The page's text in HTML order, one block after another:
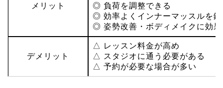
メリット
◎ 負荷を調整できる
◎ 効率よくインナーマッスルを
◎ 姿勢改善・ボディメイクに効
デメリット
△ レッスン料金が高め
△ スタジオに通う必要がある
△ 予約が必要な場合が多い